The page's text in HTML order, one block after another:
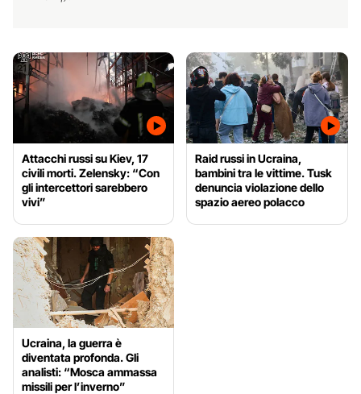
Attacchi russi su Kiev, 17
civili morti. Zelensky: “Con
gli intercettori sarebbero
vivi”
Raid russi in Ucraina,
bambini tra le vittime. Tusk
denuncia violazione dello
spazio aereo polacco
Ucraina, la guerra è
diventata profonda. Gli
analisti: “Mosca ammassa
missili per l’inverno”